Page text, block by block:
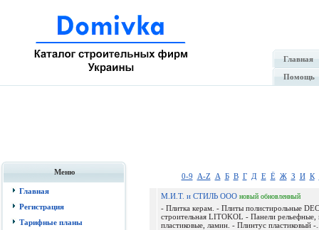
Главная
Помощь
Меню
Главная
Регистрация
Тарифные планы
0-9 A-Z А Б В Г Д Е Ё Ж З И К
М.И.Т. и СТИЛЬ ООО новый обновленный
- Плитка керам. - Плиты полистирольные
строительная LITOKOL - Панели рельефные,
пластиковые, ламин. - Плинтус пластиковый -